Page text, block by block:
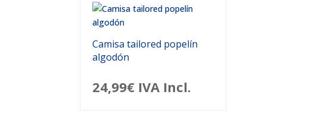
Camisa tailored popelín
algodón
24,99€ IVA Incl.